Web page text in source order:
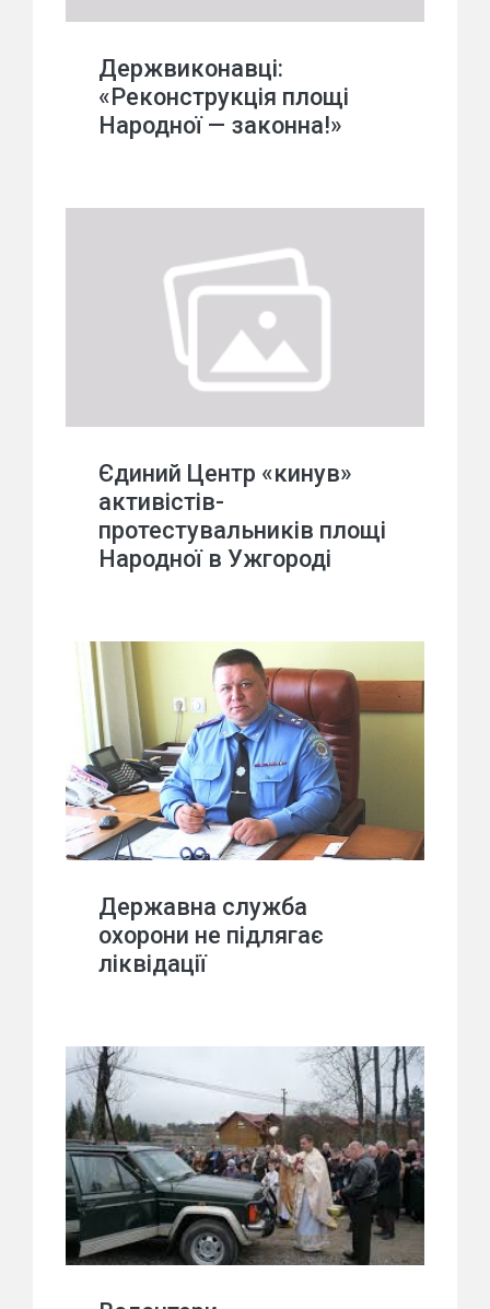
Держвиконавці:
«Реконструкція площі
Народної — законна!»
Єдиний Центр «кинув»
активістів-
протестувальників площі
Народної в Ужгороді
Державна служба
охорони не підлягає
ліквідації